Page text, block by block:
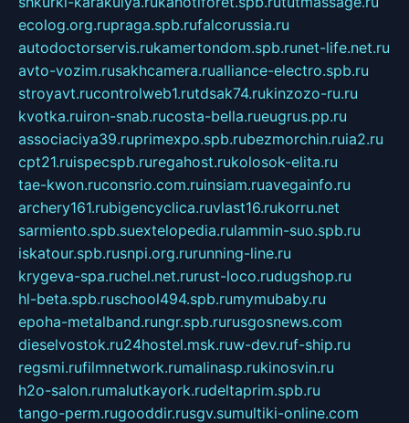
ecolog.org.rupraga.spb.rufalcorussia.ru
autodoctorservis.rukamertondom.spb.runet-life.net.ru
avto-vozim.rusakhcamera.rualliance-electro.spb.ru
stroyavt.rucontrolweb1.rutdsak74.rukinzozo-ru.ru
kvotka.ruiron-snab.rucosta-bella.rueugrus.pp.ru
associaciya39.ruprimexpo.spb.rubezmorchin.ruia2.ru
cpt21.ruispecspb.ruregahost.rukolosok-elita.ru
tae-kwon.ruconsrio.com.ruinsiam.ruavegainfo.ru
archery161.rubigencyclica.ruvlast16.rukorru.net
sarmiento.spb.suextelopedia.rulammin-suo.spb.ru
iskatour.spb.rusnpi.org.rurunning-line.ru
krygeva-spa.ruchel.net.rurust-loco.rudugshop.ru
hl-beta.spb.ruschool494.spb.rumymubaby.ru
epoha-metalband.rungr.spb.rurusgosnews.com
dieselvostok.ru24hostel.msk.ruw-dev.ruf-ship.ru
regsmi.rufilmnetwork.rumalinasp.rukinosvin.ru
h2o-salon.rumalutkayork.rudeltaprim.spb.ru
tango-perm.rugooddir.rusgv.sumultiki-online.com